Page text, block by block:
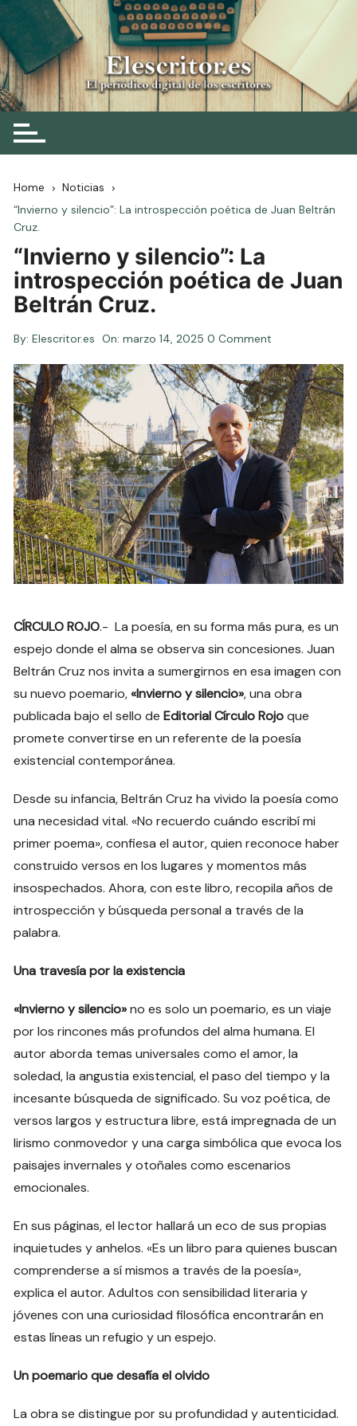
Skip
to
content
Elescritor.es
El periódico digital de los escritores
Home
Noticias
“Invierno y silencio”: La introspección poética de Juan Beltrán
Cruz.
“Invierno y silencio”: La
introspección poética de Juan
Beltrán Cruz.
By: Elescritor.es On:marzo 14, 2025 0 Comment
CÍRCULO ROJO.- La poesía, en su forma más pura, es un
espejo donde el alma se observa sin concesiones. Juan
Beltrán Cruz nos invita a sumergirnos en esa imagen con
su nuevo poemario,«Invierno y silencio», una obra
publicada bajo el sello deEditorial Círculo Rojoque
promete convertirse en un referente de la poesía
existencial contemporánea.
Desde su infancia, Beltrán Cruz ha vivido la poesía como
una necesidad vital. «No recuerdo cuándo escribí mi
primer poema», confiesa el autor, quien reconoce haber
construido versos en los lugares y momentos más
insospechados. Ahora, con este libro, recopila años de
introspección y búsqueda personal a través de la
palabra.
Una travesía por la existencia
«Invierno y silencio»no es solo un poemario, es un viaje
por los rincones más profundos del alma humana. El
autor aborda temas universales como el amor, la
soledad, la angustia existencial, el paso del tiempo y la
incesante búsqueda de significado. Su voz poética, de
versos largos y estructura libre, está impregnada de un
lirismo conmovedor y una carga simbólica que evoca los
paisajes invernales y otoñales como escenarios
emocionales.
En sus páginas, el lector hallará un eco de sus propias
inquietudes y anhelos. «Es un libro para quienes buscan
comprenderse a sí mismos a través de la poesía»,
explica el autor. Adultos con sensibilidad literaria y
jóvenes con una curiosidad filosófica encontrarán en
estas líneas un refugio y un espejo.
Un poemario que desafía el olvido
La obra se distingue por su profundidad y autenticidad.